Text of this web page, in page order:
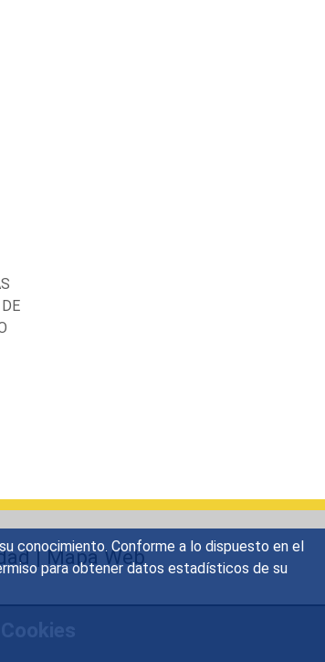
conocimiento. Conforme a lo dispuesto en el
para obtener datos estadísticos de su
|Mapa Web